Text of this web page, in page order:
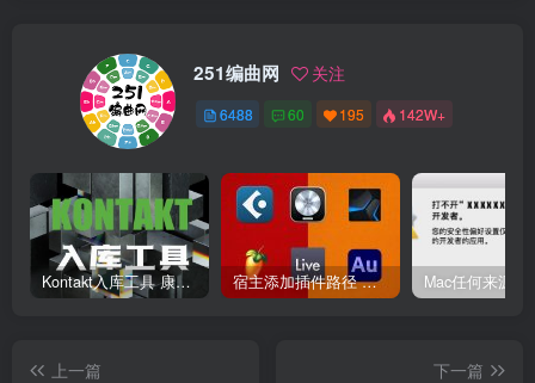
251编曲网 关注
6488 60 195 142W+
Kontakt入库工具 康泰克入库教程 宿主添加插件路径 插件路径设置 VSTPlugins路径
上一篇
下一篇